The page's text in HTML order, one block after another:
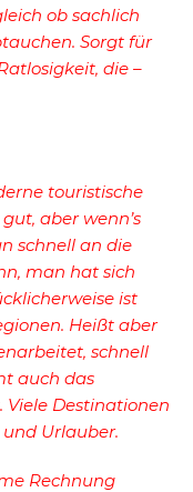
ob sachlich
Sorgt für
die –
touristische
aber wenn’s
schnell an die
man hat sich
ist
Heißt aber
schnell
auch das
Viele Destinationen
Urlauber.
Rechnung